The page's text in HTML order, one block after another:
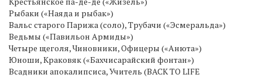
Рыбаки («Наяда и рыбак»)
Вальс старого Парижа (соло), Трубачи («Эсмеральда»)
Ведьмы («Павильон Армиды»)
Четыре щеголя, Чиновники, Офицеры («Анюта»)
Юноши, Краковяк («Бахчисарайский фонтан»)
Всадники апокалипсиса, Учитель (BACK TO LIFE